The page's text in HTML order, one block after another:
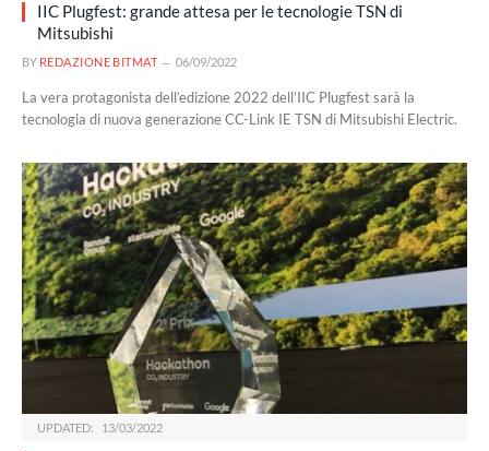
IIC Plugfest: grande attesa per le tecnologie TSN di
Mitsubishi
BY REDAZIONE BITMAT 06/09/2022
La vera protagonista dell’edizione 2022 dell’IIC Plugfest sarà la
tecnologia di nuova generazione CC-Link IE TSN di Mitsubishi Electric.
UPDATED: 13/03/2022